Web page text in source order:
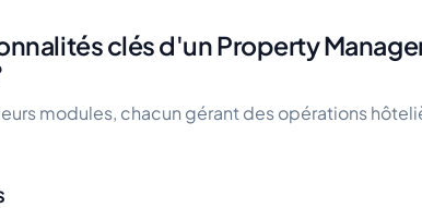
clés d'un Property
modules, chacun gérant des opérations